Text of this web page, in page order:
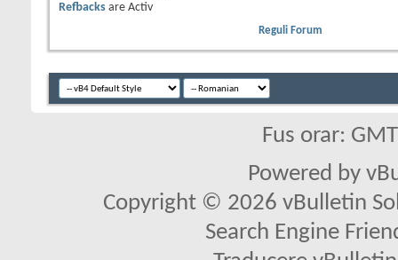
Refbacks are Activ
Reguli Forum
Fus orar:
Powered by
Copyright © 2026 vBulletin
Search Engine